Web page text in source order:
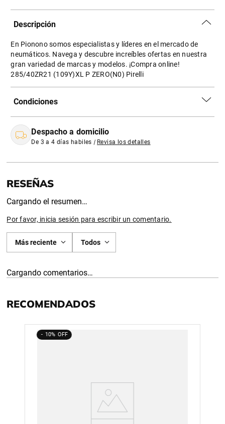
Descripción
En Pionono somos especialistas y líderes en el mercado de
neumáticos. Navega y descubre increíbles ofertas en nuestra
gran variedad de marcas y modelos. ¡Compra online!
285/40ZR21 (109Y)XL P ZERO(N0) Pirelli
Condiciones
Despacho a domicilio
De 3 a 4 días habiles | Revisa los detalles
Cargando el resumen…
Por favor, inicia sesión para escribir un comentario.
Más reciente Todos
Cargando comentarios…
RECOMENDADOS
10%